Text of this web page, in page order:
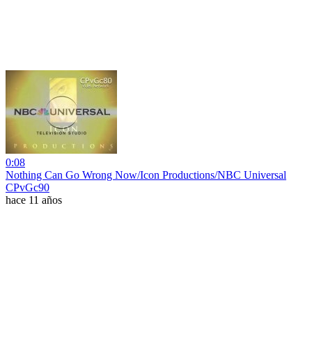
0:08
Nothing Can Go Wrong Now/Icon Productions/NBC Universal
CPvGc90
hace 11 años